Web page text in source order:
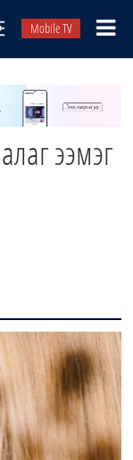
Mobile TV
ээмэг